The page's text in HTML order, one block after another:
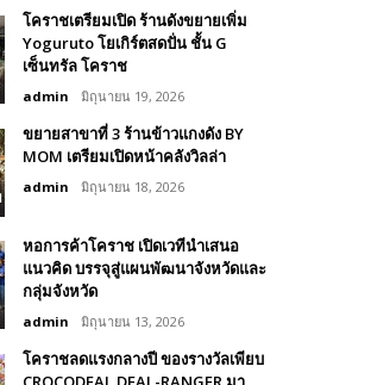
โคราชเตรียมเปิด ร้านดังขยายเพิ่ม
Yoguruto โยเกิร์ตสดปั่น ชั้น G
เซ็นทรัล โคราช
admin มิถุนายน 19, 2026
ขยายสาขาที่ 3 ร้านข้าวแกงดัง BY
MOM เตรียมเปิดหน้าคลังวิลล่า
admin มิถุนายน 18, 2026
หอการค้าโคราช เปิดเวทีนำเสนอ
แนวคิด บรรจุสู่แผนพัฒนาจังหวัดและ
กลุ่มจังหวัด
admin มิถุนายน 13, 2026
โคราชลดแรงกลางปี ของรางวัลเพียบ